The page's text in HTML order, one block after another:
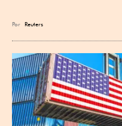
Por Reuters